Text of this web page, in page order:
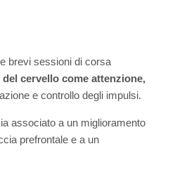
brevi sessioni di corsa
cervello come attenzione,
e controllo degli impulsi.
associato a un miglioramento
prefrontale e a un